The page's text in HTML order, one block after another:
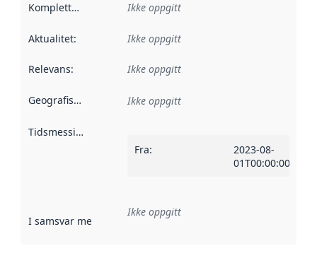
Kompletthet Ikke oppgitt
Aktualitet: Ikke oppgitt
Relevans: Ikke oppgitt
Geografisk avgrensning :
Ikke oppgitt
Tidsmessig avgrensning
Fra:
2023-08-
01T00:00:00Z
I samsvar med Referanse til en implementasjonsregel
Ikke oppgitt